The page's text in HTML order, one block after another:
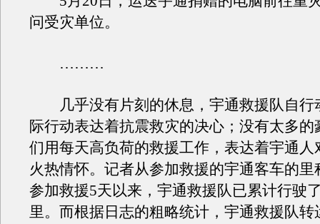
问受灾单位。
………
几乎没有片刻的休息，宇通救援队自行
际行动表达着抗震救灾的决心；没有太多的
们用每天高负荷的救援工作，表达着宇通人
火热情怀。记者从参加救援的宇通客车的里
参加救援5天以来，宇通救援队已累计行驶
里。而根据日志的粗略统计，宇通救援队转